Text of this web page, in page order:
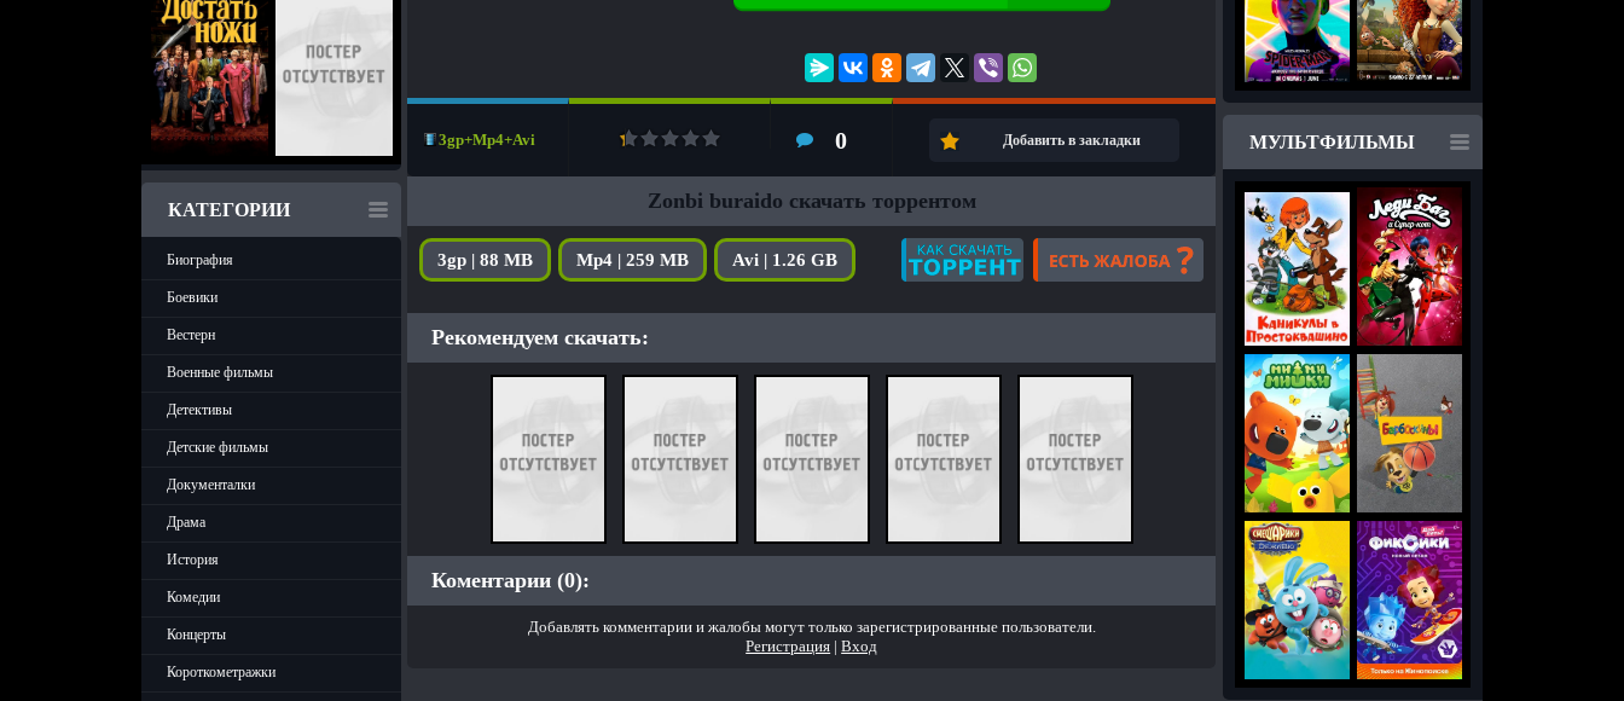
КАТЕГОРИИ
Биография
Боевики
Вестерн
Военные фильмы
Детективы
Детские фильмы
Документалки
Драма
История
Комедии
Концерты
Короткометражки
3gp+Mp4+Avi 0 Добавить в закладки
Zonbi buraido скачать торрентом
3gp | 88 MB Mp4 | 259 MB Avi | 1.26 GB
Рекомендуем скачать:
Коментарии (0):
Добавлять комментарии и жалобы могут только зарегистрированные пользователи.
Регистрация |Вход
МУЛЬТФИЛЬМЫ